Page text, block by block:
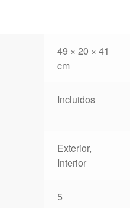
49 × 20 × 41
cm
Incluidos
Exterior,
Interior
5